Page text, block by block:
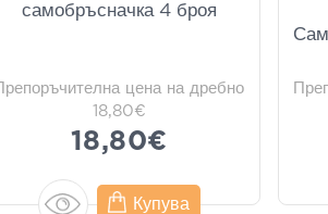
самобръсначка 4 броя
Препоръчителна цена на дребно
18,80€
18,80€
Купува